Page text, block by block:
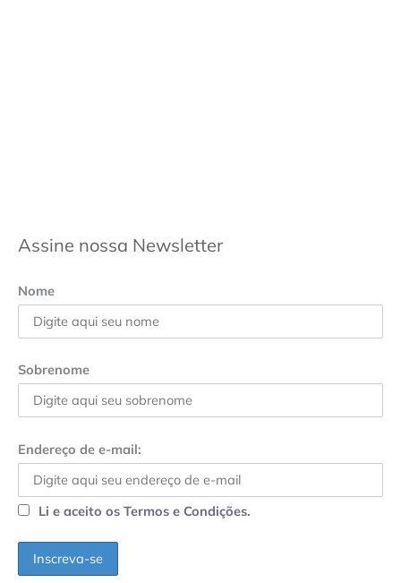
Assine nossa Newsletter
Nome
Sobrenome
Endereço de e-mail:
Li e aceito os Termos e Condições.